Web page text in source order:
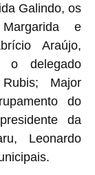
Galindo, os
e
Araújo,
o delegado
Major
do
da
Leonardo